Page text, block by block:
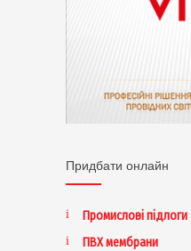
Придбати онлайн
Промислові підлоги
ПВХ мембрани